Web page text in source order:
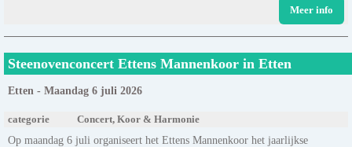
Meer info
Steenovenconcert Ettens Mannenkoor in Etten
Etten - Maandag 6 juli 2026
categorie Concert, Koor & Harmonie
Op maandag 6 juli organiseert het Ettens Mannenkoor het jaarlijkse